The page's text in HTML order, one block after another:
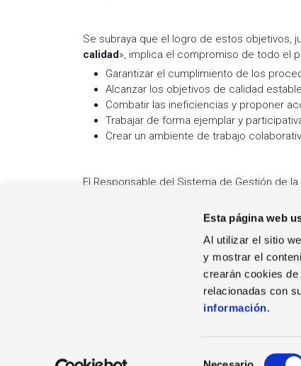
Esta página web
Al utilizar el sitio
y mostrar el
crearán cookies
relacionadas con
información.
Se subraya que el logro de estos objetivos,
calidad», implica el compromiso de todo el
Garantizar el cumplimiento de los
Alcanzar los objetivos de calidad
Combatir las ineficiencias y proponer
Trabajar de forma ejemplar y
Crear un ambiente de trabajo
El Responsable del Sistema de Gestión de
Quienes Somos
Contacto